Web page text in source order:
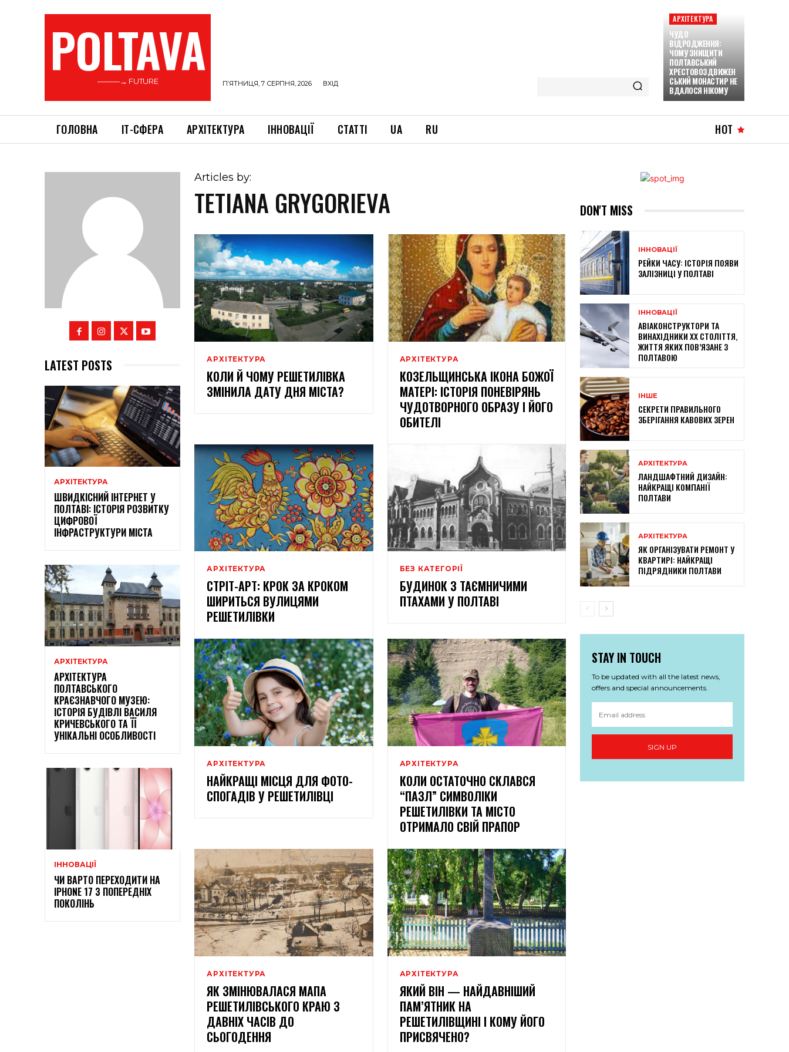
POLTAVA
———→ FUTURE П’ЯТНИЦЯ, 7 СЕРПНЯ, 2026 ВХІД
АРХІТЕКТУРА
ЧУДО
ВІДРОДЖЕННЯ:
ЧОМУ ЗНИЩИТИ
ПОЛТАВСЬКИЙ
ХРЕСТОВОЗДВИЖЕН
СЬКИЙ МОНАСТИР НЕ
ВДАЛОСЯ НІКОМУ
ГОЛОВНА ІТ-СФЕРА АРХІТЕКТУРА ІННОВАЦІЇ СТАТТІ UA RU HOT
LATEST POSTS
АРХІТЕКТУРА
ШВИДКІСНИЙ ІНТЕРНЕТ У
ПОЛТАВІ: ІСТОРІЯ РОЗВИТКУ
ЦИФРОВОЇ
ІНФРАСТРУКТУРИ МІСТА
АРХІТЕКТУРА
АРХІТЕКТУРА
ПОЛТАВСЬКОГО
КРАЄЗНАВЧОГО МУЗЕЮ:
ІСТОРІЯ БУДІВЛІ ВАСИЛЯ
КРИЧЕВСЬКОГО ТА ЇЇ
УНІКАЛЬНІ ОСОБЛИВОСТІ
ІННОВАЦІЇ
ЧИ ВАРТО ПЕРЕХОДИТИ НА
IPHONE 17 З ПОПЕРЕДНІХ
ПОКОЛІНЬ
Articles by:
TETIANA GRYGORIEVA
АРХІТЕКТУРА
КОЛИ Й ЧОМУ РЕШЕТИЛІВКА
ЗМІНИЛА ДАТУ ДНЯ МІСТА?
АРХІТЕКТУРА
КОЗЕЛЬЩИНСЬКА ІКОНА БОЖОЇ
МАТЕРІ: ІСТОРІЯ ПОНЕВІРЯНЬ
ЧУДОТВОРНОГО ОБРАЗУ І ЙОГО
ОБИТЕЛІ
АРХІТЕКТУРА
СТРІТ-АРТ: КРОК ЗА КРОКОМ
ШИРИТЬСЯ ВУЛИЦЯМИ
РЕШЕТИЛІВКИ
БЕЗ КАТЕГОРІЇ
БУДИНОК З ТАЄМНИЧИМИ
ПТАХАМИ У ПОЛТАВІ
АРХІТЕКТУРА
НАЙКРАЩІ МІСЦЯ ДЛЯ ФОТО-
СПОГАДІВ У РЕШЕТИЛІВЦІ
АРХІТЕКТУРА
КОЛИ ОСТАТОЧНО СКЛАВСЯ
“ПАЗЛ” СИМВОЛІКИ
РЕШЕТИЛІВКИ ТА МІСТО
ОТРИМАЛО СВІЙ ПРАПОР
АРХІТЕКТУРА
ЯК ЗМІНЮВАЛАСЯ МАПА
РЕШЕТИЛІВСЬКОГО КРАЮ З
ДАВНІХ ЧАСІВ ДО
СЬОГОДЕННЯ
АРХІТЕКТУРА
ЯКИЙ ВІН — НАЙДАВНІШИЙ
ПАМ’ЯТНИК НА
РЕШЕТИЛІВЩИНІ І КОМУ ЙОГО
ПРИСВЯЧЕНО?
DON'T MISS
ІННОВАЦІЇ
РЕЙКИ ЧАСУ: ІСТОРІЯ ПОЯВИ
ЗАЛІЗНИЦІ У ПОЛТАВІ
ІННОВАЦІЇ
АВІАКОНСТРУКТОРИ ТА
ВИНАХІДНИКИ XX СТОЛІТТЯ,
ЖИТТЯ ЯКИХ ПОВ’ЯЗАНЕ З
ПОЛТАВОЮ
ІНШЕ
СЕКРЕТИ ПРАВИЛЬНОГО
ЗБЕРІГАННЯ КАВОВИХ ЗЕРЕН
АРХІТЕКТУРА
ЛАНДШАФТНИЙ ДИЗАЙН:
НАЙКРАЩІ КОМПАНІЇ
ПОЛТАВИ
АРХІТЕКТУРА
ЯК ОРГАНІЗУВАТИ РЕМОНТ У
КВАРТИРІ: НАЙКРАЩІ
ПІДРЯДНИКИ ПОЛТАВИ
STAY IN TOUCH
To be updated with all the latest news,
offers and special announcements.
SIGN UP